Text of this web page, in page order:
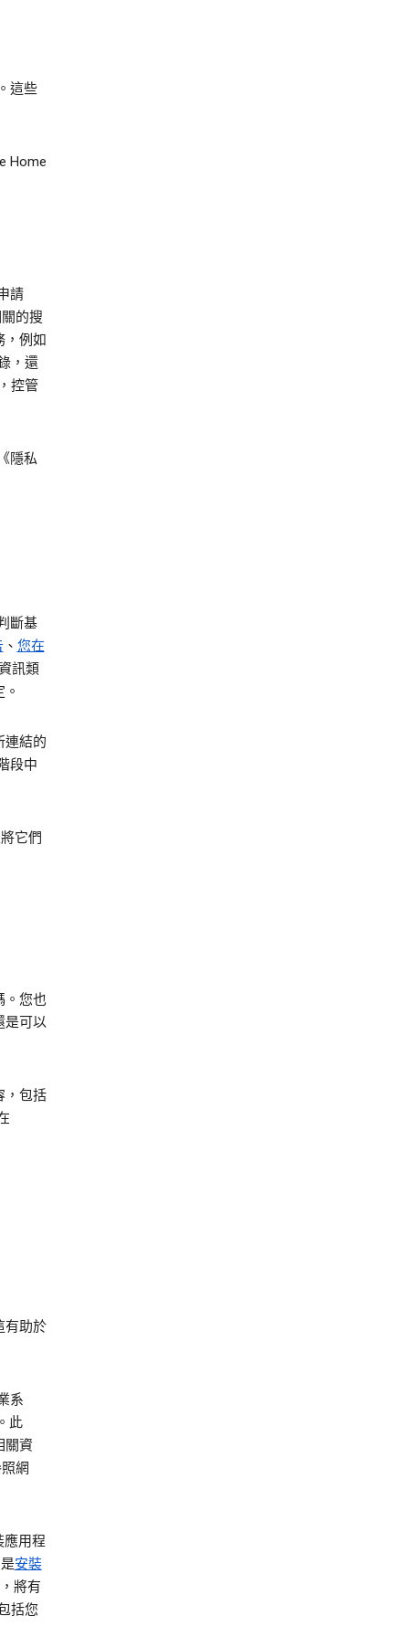
這些
Home
請
的搜
，例如
，還
控管
隱私
斷基
、 您在
訊類
連結的
段中
它們
。您也
是可以
，包括
有助於
系
此
關資
網
應用程
安裝
將有
括您